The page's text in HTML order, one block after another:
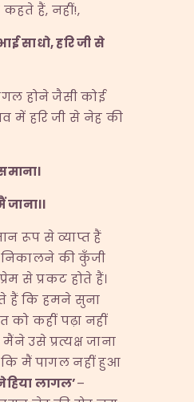
कहते हैं, नहीं!,
साधो,हरि जी से
होने जैसी कोई
में हरि जी से नेह की
जाना।।
रूप से व्याप्त हैं
की कुँजी
से प्रकट होते हैं।
हैं कि हमने सुना
को कहीं पढ़ा नहीं
मैंने उसे प्रत्यक्ष जाना
मैं पागल नहीं हुआ
लागल’–